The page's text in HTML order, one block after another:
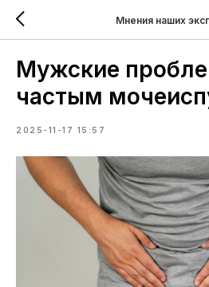
Мнения наших
Мужские
частым
2025-11-17 15:57